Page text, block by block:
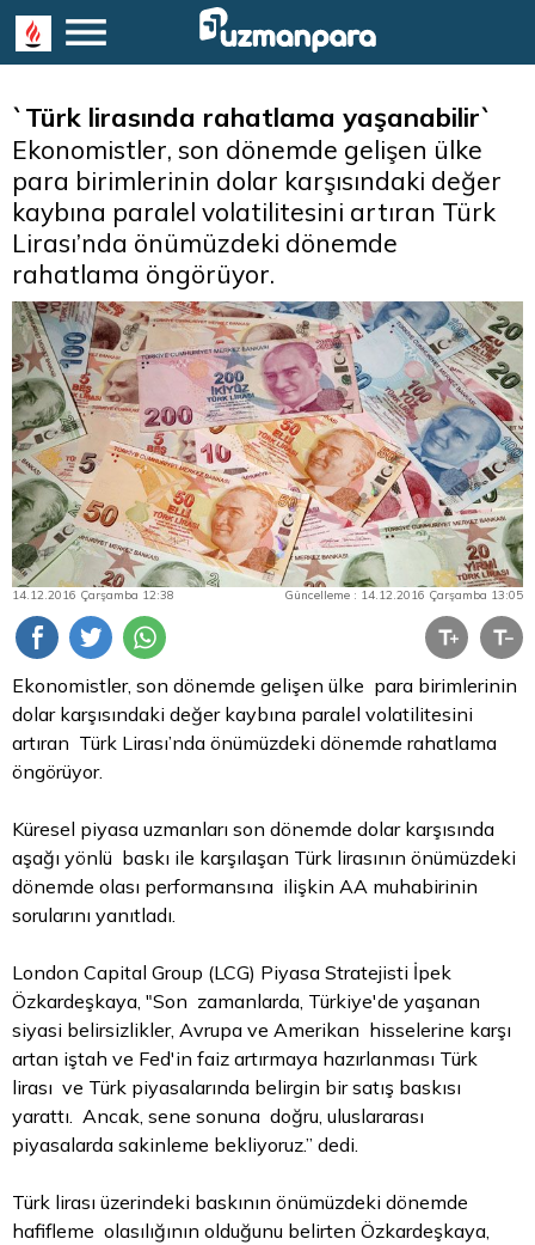
`Türk lirasında rahatlama yaşanabilir`
Ekonomistler, son dönemde gelişen ülke
para birimlerinin dolar karşısındaki değer
kaybına paralel volatilitesini artıran Türk
Lirası’nda önümüzdeki dönemde
rahatlama öngörüyor.
14.12.2016 Çarşamba 12:38 Güncelleme : 14.12.2016 Çarşamba 13:05
Ekonomistler, son dönemde gelişen ülke para birimlerinin
dolarkarşısındaki değer kaybına paralel volatilitesini
artıran Türk Lirası’nda önümüzdeki dönemde rahatlama
öngörüyor.
Küresel piyasa uzmanları son dönemde dolar karşısında
aşağı yönlü baskı ile karşılaşan Türk lirasının önümüzdeki
dönemde olası performansına ilişkin AA muhabirinin
sorularını yanıtladı.
London Capital Group (LCG) Piyasa Stratejisti İpek
Özkardeşkaya, "Son zamanlarda, Türkiye'de yaşanan
siyasi belirsizlikler, Avrupa ve Amerikan hisselerine karşı
artan iştah ve Fed'in faiz artırmaya hazırlanması Türk
lirası ve Türk piyasalarında belirgin bir satış baskısı
yarattı. Ancak, sene sonuna doğru, uluslararası
piyasalarda sakinleme bekliyoruz.” dedi.
Türk lirası üzerindeki baskının önümüzdeki dönemde
hafifleme olasılığının olduğunu belirten Özkardeşkaya,